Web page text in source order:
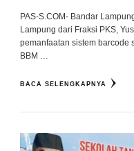
PAS-S.COM- Bandar
Lampung dari Fraksi PKS,
pemanfaatan sistem barcode
BBM …
BACA SELENGKAPNYA